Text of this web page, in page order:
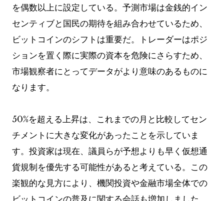
を偶数以上に設定している。予測市場は金銭的イン
センティブと国民の期待を組み合わせているため、
ビットコインのシフトは重要だ。トレーダーはポジ
ションを置く際に実際の資本を危険にさらすため、
市場観察者にとってデータがより意味のあるものに
なります。
50%を超える上昇は、これまでの月と比較してセン
チメントに大きな変化があったことを示していま
す。投資家は現在、議員らが予想よりも早く仮想通
貨規制を優先する可能性があると考えている。この
楽観的な見方により、機関投資や金融市場全体での